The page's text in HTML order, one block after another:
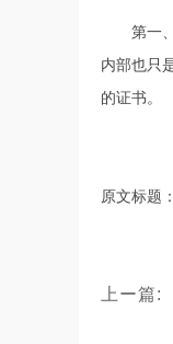
第一、
内部也只
的证书。
原文标题
上ー篇: